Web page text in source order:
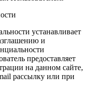
устанавливает
и
предоставляет
на данном сайте,
рассылку или при